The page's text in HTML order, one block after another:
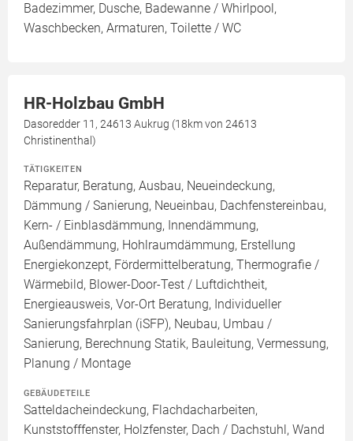
Badezimmer, Dusche, Badewanne / Whirlpool,
Waschbecken, Armaturen, Toilette / WC
HR-Holzbau GmbH
Dasoredder 11, 24613 Aukrug (18km von 24613
Christinenthal)
TÄTIGKEITEN
Reparatur, Beratung, Ausbau, Neueindeckung,
Dämmung / Sanierung, Neueinbau, Dachfenstereinbau,
Kern- / Einblasdämmung, Innendämmung,
Außendämmung, Hohlraumdämmung, Erstellung
Energiekonzept, Fördermittelberatung, Thermografie /
Wärmebild, Blower-Door-Test / Luftdichtheit,
Energieausweis, Vor-Ort Beratung, Individueller
Sanierungsfahrplan (iSFP), Neubau, Umbau /
Sanierung, Berechnung Statik, Bauleitung, Vermessung,
Planung / Montage
GEBÄUDETEILE
Satteldacheindeckung, Flachdacharbeiten,
Kunststofffenster, Holzfenster, Dach / Dachstuhl, Wand